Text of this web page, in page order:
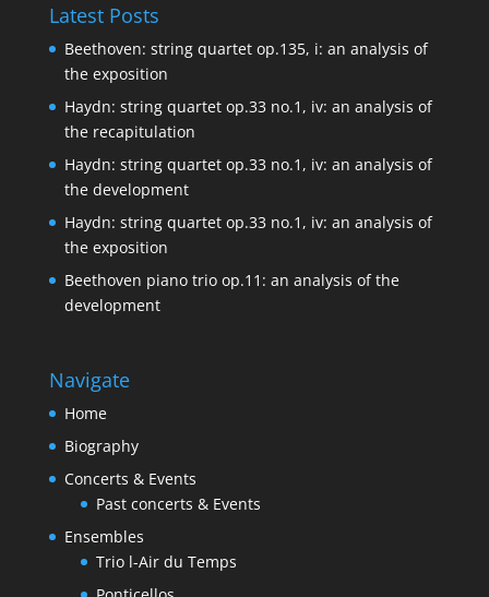
Latest Posts
Beethoven: string quartet op.135, i: an analysis of
the exposition
Haydn: string quartet op.33 no.1, iv: an analysis of
the recapitulation
Haydn: string quartet op.33 no.1, iv: an analysis of
the development
Haydn: string quartet op.33 no.1, iv: an analysis of
the exposition
Beethoven piano trio op.11: an analysis of the
development
Navigate
Home
Biography
Concerts & Events
Past concerts & Events
Ensembles
Trio l-Air du Temps